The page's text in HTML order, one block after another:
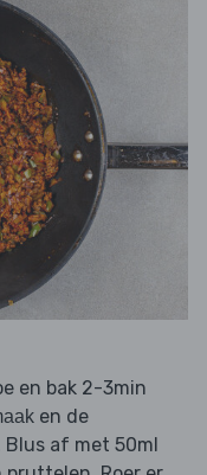
en bak 2-3min
en de
Blus af met 50ml